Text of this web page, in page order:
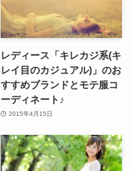
レディース「キレカジ系(キ
レイ目のカジュアル)」のお
すすめブランドとモテ服コ
ーディネート♪
2015年4月15日